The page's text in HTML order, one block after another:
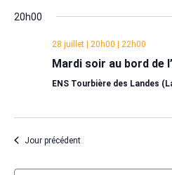
une
20h00
28 juillet | 20h00 | 22h00
Mardi soir au bord de
ENS Tourbière des Landes
Jour précédent